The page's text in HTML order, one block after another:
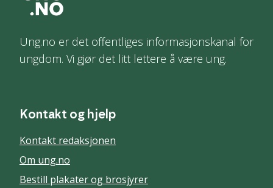
Ung.no er det offentliges informasjonskanal for
ungdom. Vi gjør det litt lettere å være ung.
Kontakt og hjelp
Kontakt redaksjonen
Om ung.no
Bestill plakater og brosjyrer